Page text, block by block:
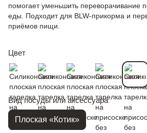
помогает уменьшить переворачивание
еды. Подходит для BLW-прикорма и
приёмов пищи.
Цвет
Вид посуды или аксессуара
Плоская «Котик»